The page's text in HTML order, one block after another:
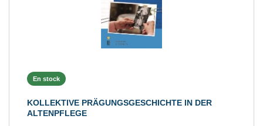
En stock
KOLLEKTIVE PRÄGUNGSGESCHICHTE IN DER
ALTENPFLEGE